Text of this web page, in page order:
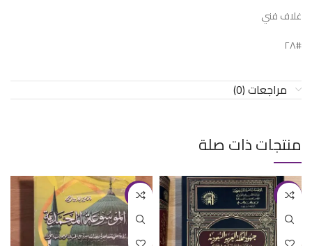
غلاف فني
#٢٨
مراجعات (0)
منتجات ذات صلة
-20%
-15%